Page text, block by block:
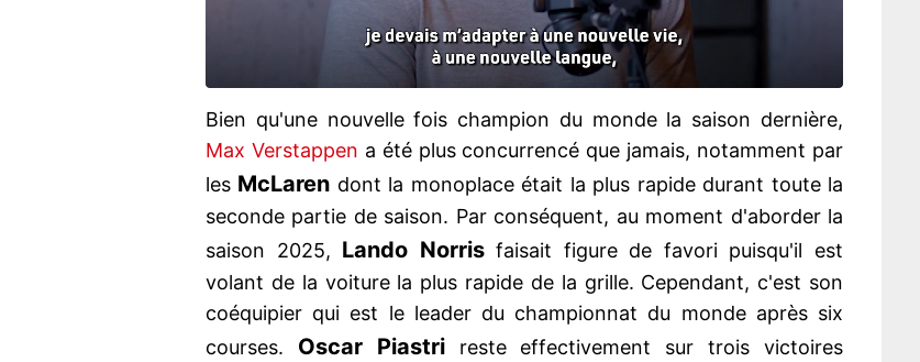
Bien qu'une nouvelle fois champion du monde la saison dernière,
Max Verstappen a été plus concurrencé que jamais, notamment par
les McLaren dont la monoplace était la plus rapide durant toute la
seconde partie de saison. Par conséquent, au moment d'aborder la
saison 2025, Lando Norrisfaisait figure de favori puisqu'il est
volant de la voiture la plus rapide de la grille. Cependant, c'est son
coéquipier qui est le leader du championnat du monde après six
courses. Oscar Piastrireste effectivement sur trois victoires